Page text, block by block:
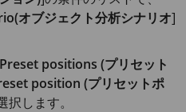
オブジェクト分析シナリオ]
Preset positions (プリセット
position (プリセットポ
択します。